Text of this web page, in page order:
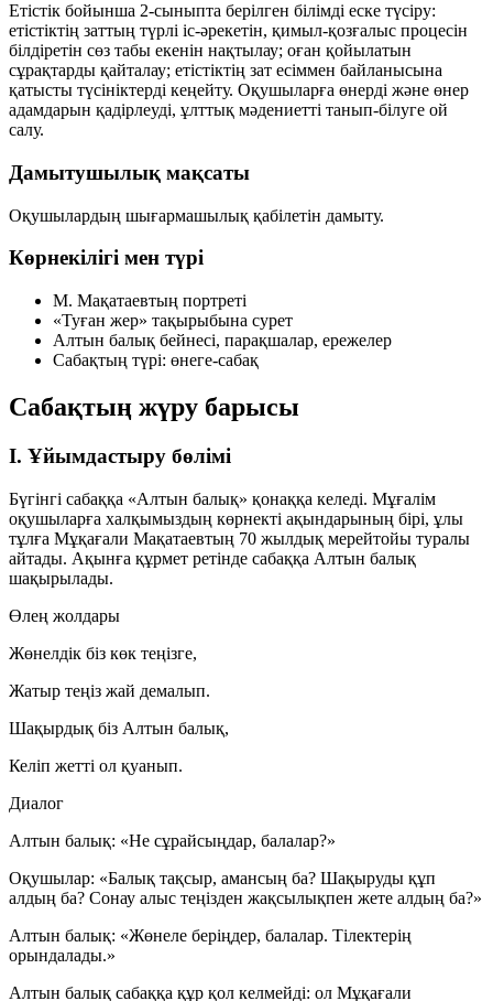
Етістік бойынша 2-сыныпта берілген білімді еске түсіру:
етістіктің заттың түрлі іс-әрекетін, қимыл-қозғалыс процесін
білдіретін сөз табы екенін нақтылау; оған қойылатын
сұрақтарды қайталау; етістіктің зат есіммен байланысына
қатысты түсініктерді кеңейту. Оқушыларға өнерді және өнер
адамдарын қадірлеуді, ұлттық мәдениетті танып-білуге ой
салу.
Дамытушылық мақсаты
Оқушылардың шығармашылық қабілетін дамыту.
Көрнекілігі мен түрі
М. Мақатаевтың портреті
«Туған жер» тақырыбына сурет
Алтын балық бейнесі, парақшалар, ережелер
Сабақтың түрі: өнеге-сабақ
Сабақтың жүру барысы
I. Ұйымдастыру бөлімі
Бүгінгі сабаққа «Алтын балық» қонаққа келеді. Мұғалім
оқушыларға халқымыздың көрнекті ақындарының бірі, ұлы
тұлға Мұқағали Мақатаевтың 70 жылдық мерейтойы туралы
айтады. Ақынға құрмет ретінде сабаққа Алтын балық
шақырылады.
Өлең жолдары
Жөнелдік біз көк теңізге,
Жатыр теңіз жай демалып.
Шақырдық біз Алтын балық,
Келіп жетті ол қуанып.
Диалог
Алтын балық: «Не сұрайсыңдар, балалар?»
Оқушылар: «Балық тақсыр, амансың ба? Шақыруды құп
алдың ба? Сонау алыс теңізден жақсылықпен жете алдың ба?»
Алтын балық: «Жөнеле беріңдер, балалар. Тілектерің
орындалады.»
Алтын балық сабаққа құр қол келмейді: ол Мұқағали